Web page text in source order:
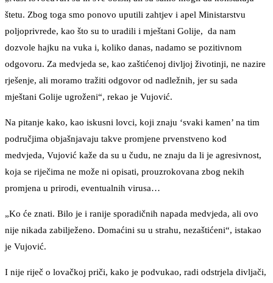
štetu. Zbog toga smo ponovo uputili zahtjev i apel Ministarstvu
poljoprivrede, kao što su to uradili i mještani Golije, da nam
dozvole hajku na vuka i, koliko danas, nadamo se pozitivnom
odgovoru. Za medvjeda se, kao zaštićenoj divljoj životinji, ne nazire
rješenje, ali moramo tražiti odgovor od nadležnih, jer su sada
mještani Golije ugroženi“, rekao je Vujović.
Na pitanje kako, kao iskusni lovci, koji znaju ‘svaki kamen’ na tim
područjima objašnjavaju takve promjene prvenstveno kod
medvjeda, Vujović kaže da su u čudu, ne znaju da li je agresivnost,
koja se riječima ne može ni opisati, prouzrokovana zbog nekih
promjena u prirodi, eventualnih virusa…
„Ko će znati. Bilo je i ranije sporadičnih napada medvjeda, ali ovo
nije nikada zabilježeno. Domaćini su u strahu, nezaštićeni“, istakao
je Vujović.
I nije riječ o lovačkoj priči, kako je podvukao, radi odstrjela divljači,